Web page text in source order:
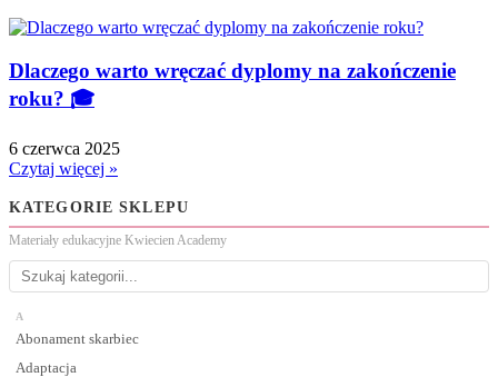
Dlaczego warto wręczać dyplomy na zakończenie
roku? 🎓
6 czerwca 2025
Czytaj więcej »
KATEGORIE SKLEPU
Materiały edukacyjne Kwiecien Academy
A
Abonament skarbiec
Adaptacja